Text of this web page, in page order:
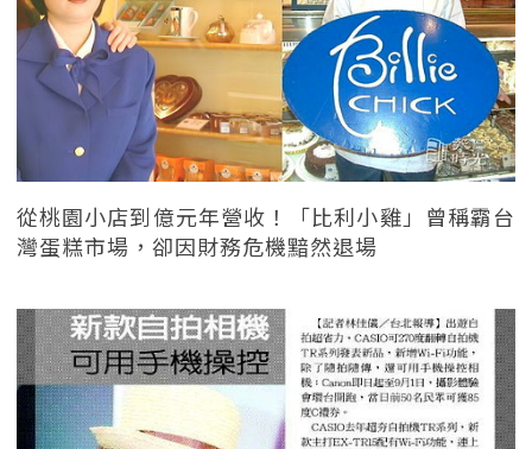
從桃園小店到億元年營收！「比利小雞」曾稱霸台
灣蛋糕市場，卻因財務危機黯然退場